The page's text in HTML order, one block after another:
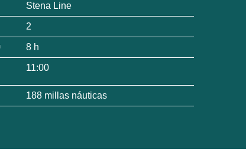
Stena Line
2
8 h
11:00
188 millas náuticas